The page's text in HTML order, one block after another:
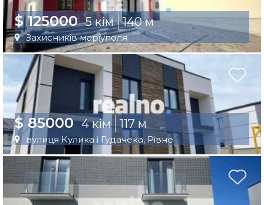
$ 125000 5 кім 140 м
Захисників маріуполя
$ 85000 4 кім 117 м
вулиця Кулика і Гудачека, Рівне